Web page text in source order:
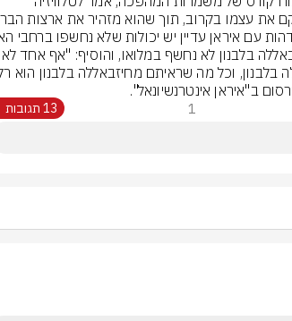
ב"איראן אינטרנשיונאל".
1 13 תגובות